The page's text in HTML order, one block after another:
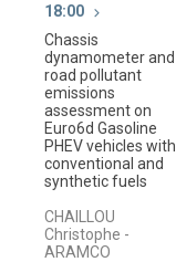
18:00
Chassis
dynamometer and
road pollutant
emissions
assessment on
Euro6d Gasoline
PHEV vehicles with
conventional and
synthetic fuels
CHAILLOU
Christophe -
ARAMCO